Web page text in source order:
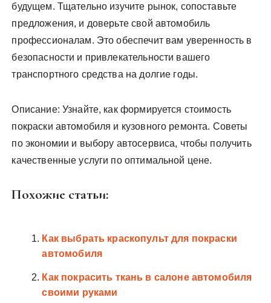
будущем. Тщательно изучите рынок, сопоставьте
предложения, и доверьте свой автомобиль
профессионалам. Это обеспечит вам уверенность в
безопасности и привлекательности вашего
транспортного средства на долгие годы.
Описание: Узнайте, как формируется стоимость
покраски автомобиля и кузовного ремонта. Советы
по экономии и выбору автосервиса, чтобы получить
качественные услуги по оптимальной цене.
Похожие статьи:
Как выбрать краскопульт для покраски
автомобиля
Как покрасить ткань в салоне автомобиля
своими руками